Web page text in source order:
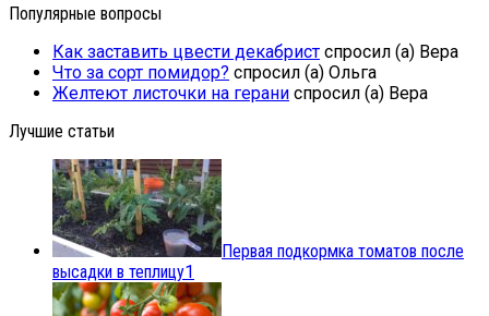
Популярные вопросы
Как заставить цвести декабрист спросил (а) Вера
Что за сорт помидор? спросил (а) Ольга
Желтеют листочки на герани спросил (а) Вера
Лучшие статьи
Первая подкормка томатов после
высадки в теплицу1